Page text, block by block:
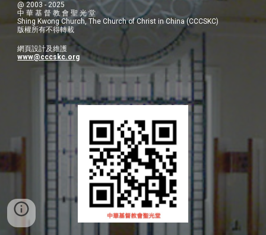
@ 2003 - 2025
中 華 基 督 教 會 聖 光 堂
Shing Kwong Church, The Church of Christ in China (CCCSKC)
版權所有不得轉載
網頁設計及維護
www@cccskc.org